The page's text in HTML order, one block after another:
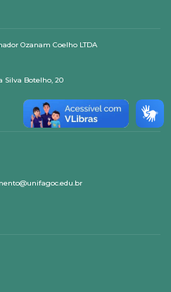
Ozanam Coelho LTDA
Silva Botelho, 20